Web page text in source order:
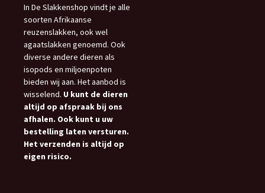
In De Slakkenshop vindt je alle
soorten Afrikaanse
reuzenslakken, ook wel
agaatslakken genoemd. Ook
diverse andere dieren als
isopods en miljoenpoten
bieden wij aan. Het aanbod is
wisselend. U kunt de dieren
altijd op afspraak bij ons
afhalen. Ook kunt u uw
bestelling laten versturen.
Het verzenden is altijd op
eigen risico.